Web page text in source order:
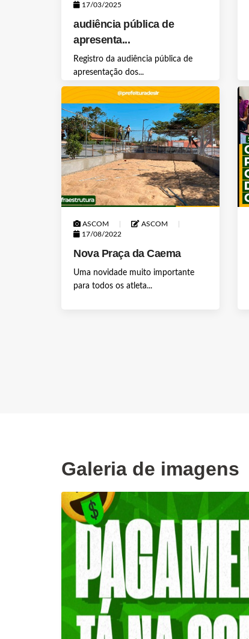
17/03/2025
audiência pública de
apresenta...
Registro da audiência pública de
apresentação dos...
ASCOM
ASCOM
17/08/2022
Nova Praça da Caema
Uma novidade muito importante
para todos os atleta...
Galeria de imagens